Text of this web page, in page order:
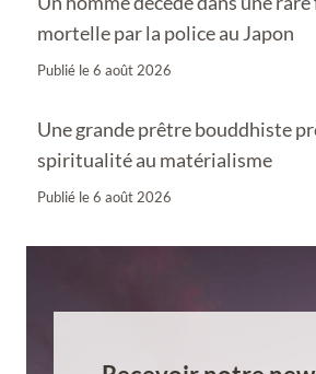
mortelle par la police au Japon
Publié le6 août 2026
Une grande prêtre bouddhiste
spiritualité au matérialisme
Publié le6 août 2026